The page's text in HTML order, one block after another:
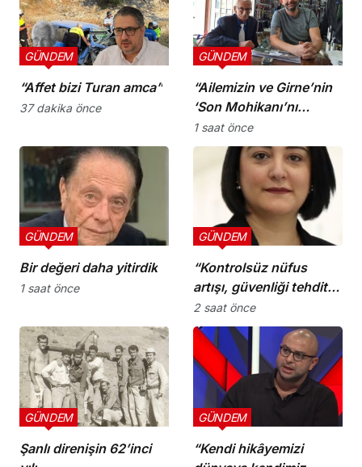
“Affet bizi Turan amca”
GÜNDEM
37 dakika önce
“Ailemizin ve Girne’nin
‘Son Mohikanı’nı
kaybettik”
GÜNDEM
1 saat önce
Bir değeri daha yitirdik
GÜNDEM
1 saat önce
“Kontrolsüz nüfus
artışı, güvenliği tehdit
ediyor”
GÜNDEM
2 saat önce
Şanlı direnişin 62’inci
GÜNDEM
“Kendi hikâyemizi
GÜNDEM